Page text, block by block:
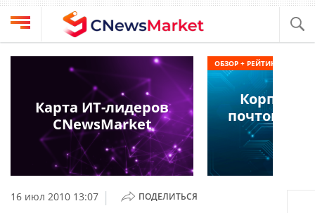
Выбрать
провайдера
Компании
обзоры
CNews
Конференции
Техника
16 июл 2010 13:07 | ПОДЕЛИТЬСЯ
Карта ИТ-лидеров
CNewsMarket
почтовые
ОБЗОР + РЕЙТИНГ